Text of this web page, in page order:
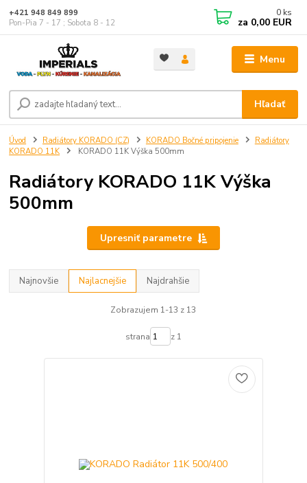
Menu
Hľadať
+421 948 849 899
Pon-Pia 7 - 17 ; Sobota 8 - 12
0 ks
za 0,00 EUR
Úvod Radiátory KORADO (CZ) KORADO Bočné pripojenie
Radiátory
KORADO 11K
KORADO 11K Výška 500mm
Radiátory KORADO 11K Výška
500mm
Upresniť parametre
Najnovšie Najlacnejšie Najdrahšie
Zobrazujem 1-13 z 13
strana z 1